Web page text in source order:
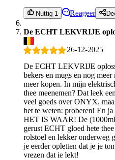
Nuttig 1 Reageer
De ECHT LEKVRIJE
26-12-2025
De ECHT LEKVRIJE
bekers en mugs en nog
meer kopen. In mijn
thee meenemen? Dat leek
veel goeds over ONYX,
het te weten: proberen! En
HET IS WAAR! De
gerust ECHT gloed hete
rolstoel en lekker onderweg
je eerder opletten dat je je
vrezen dat ie lekt!